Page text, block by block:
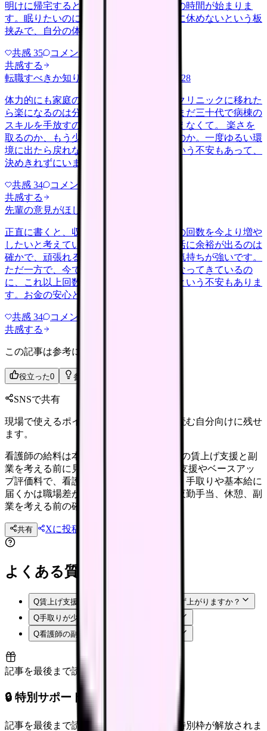
明けに帰宅すると、今度はそのまま育児の時間が始まりま
す。眠りたいのに眠れない、休みたいのに休めないという板
挟みで、自分の体を後回しにする…
共感 35 コメント
共感する
転職すべきか知りたい
2026/6/28
体力的にも家庭の都合でも、日勤中心のクリニックに移れた
ら楽になるのは分かっています。ただ、まだ三十代で病棟の
スキルを手放すのが惜しい気持ちも、消えなくて。 楽さを
取るのか、もう少し急性期で力をつけるのか。一度ゆるい環
境に出たら戻れなくなるんじゃないかという不安もあって、
決めきれずにいます。考えの整…
共感 34 コメント
共感する
先輩の意見がほしい
正直に書くと、収入を増やしたくて夜勤の回数を今より増や
したいと考えています。手当の分だけ生活に余裕が出るのは
確かで、頑張れるうちに稼いでおきたい気持ちが強いです。
ただ一方で、今でさえ明けの回復が遅くなってきているの
に、これ以上回数を重ねて体が持つのかという不安もありま
す。お金の安心と体の安心、ど…
共感 34 コメント
共感する
この記事は参考になりましたか？
役立った0 参考になった
SNSで共有
現場で使えるポイントを、同僚やあとで読む自分向けに残せ
ます。
看護師の給料は本当に上がる？2026年6月の賃上げ支援と副
業を考える前に見ること 2026年の賃上げ支援やベースアッ
プ評価料で、看護師の給料は上がるのか。手取りや基本給に
届くかは職場差があります。給与明細、夜勤手当、休憩、副
業を考える前の確認点を整理します。
共有 Xに投稿
よくある質問
Q賃上げ支援があれば、看護師の給料は必ず上がりますか？
Q手取りが少し増えていれば安心ですか？
Q看護師の副業は始めても大丈夫ですか？
記事を最後まで読むと解放
🔒 特別サポート枠（未開放）
記事を最後まで読むと、転職サポートの特別枠が解放されま